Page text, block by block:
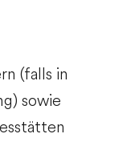
(falls in
sowie